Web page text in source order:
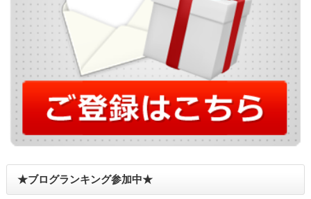
★ブログランキング参加中★